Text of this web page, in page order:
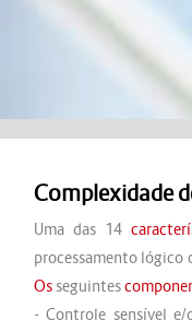
Complexidade
Uma das 14
processamento
Osseguintes
- Controle sensível